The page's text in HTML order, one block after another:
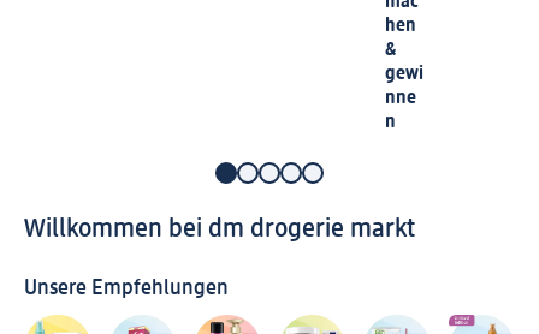
hen
&
gewi
nne
n
Willkommen bei dm drogerie markt
Unsere Empfehlungen